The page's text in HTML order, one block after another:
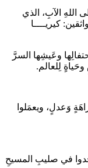
اللهِ الآبِ، الذي
كيريــــا
وعَيشِها السرَّ
لِلعالم.
وَعدلٍ، ويعمَلوا
في صليبِ المسيحِ